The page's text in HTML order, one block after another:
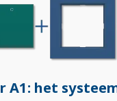
A1: het